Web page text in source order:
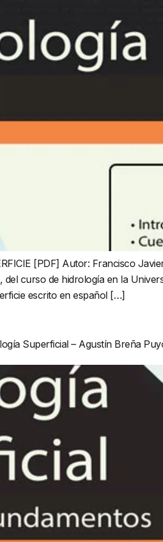
[PDF] Autor: Francisco
curso de hidrología en la
escrito en español […]
Superficial – Agustín Breña